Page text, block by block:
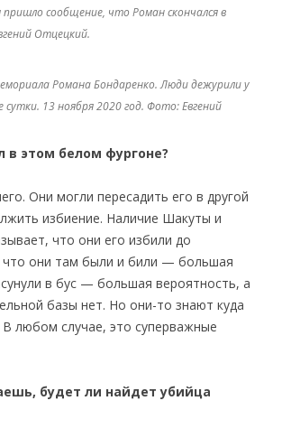
пришло сообщение, что Роман скончался в
Отцецкий.
Романа Бондаренко. Люди дежурили у
сутки. 13 ноября 2020 год. Фото: Евгений
этом белом фургоне?
Они могли пересадить его в другой
избиение. Наличие Шакуты и
что они его избили до
что они там были и били — большая
в бус — большая вероятность, а
базы нет. Но они-то знают куда
В любом случае, это суперважные
будет ли найдет убийца